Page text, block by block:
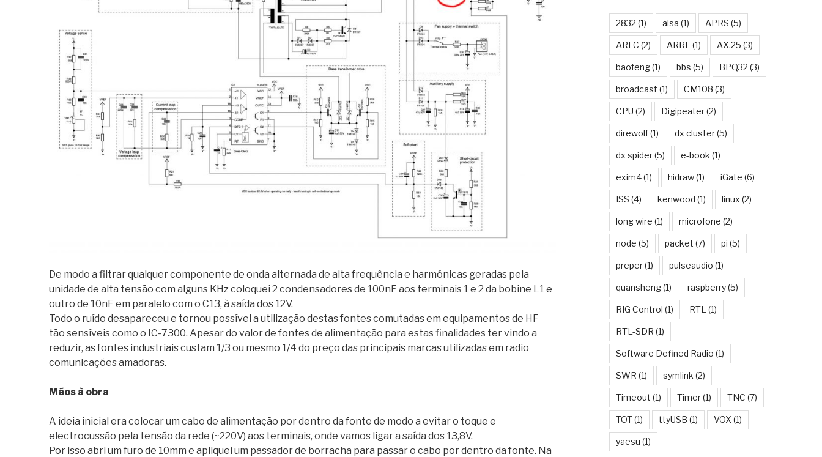
De modo a filtrar qualquer componente de onda alternada de alta frequência e harmónicas geradas pela
unidade de alta tensão com alguns KHz coloquei 2 condensadores de 100nF aos terminais 1 e 2 da bobine L1 e
outro de 10nF em paralelo com o C13, à saída dos 12V.
Todo o ruído desapareceu e tornou possível a utilização destas fontes comutadas em equipamentos de HF
tão sensíveis como o IC-7300. Apesar do valor de fontes de alimentação para estas finalidades ter vindo a
reduzir, as fontes industriais custam 1/3 ou mesmo 1/4 do preço das principais marcas utilizadas em radio
comunicações amadoras.
Mãos à obra
A ideia inicial era colocar um cabo de alimentação por dentro da fonte de modo a evitar o toque e
electrocussão pela tensão da rede (~220V) aos terminais, onde vamos ligar a saída dos 13,8V.
Por isso abri um furo de 10mm e apliquei um passador de borracha para passar o cabo por dentro da fonte. Na
2832 (1) alsa (1) APRS (5)
ARLC (2) ARRL (1) AX.25 (3)
baofeng(1) bbs (5) BPQ32 (3)
broadcast (1) CM108 (3)
CPU (2) Digipeater(2)
direwolf(1) dx cluster(5)
dx spider(5) e-book (1)
exim4(1) hidraw(1) iGate (6)
ISS (4) kenwood (1) linux (2)
long wire (1) microfone (2)
node (5) packet (7) pi (5)
preper(1) pulseaudio (1)
quansheng(1) raspberry(5)
RIG Control (1) RTL (1)
RTL-SDR (1)
Software Defined Radio (1)
SWR (1) symlink (2)
Timeout (1) Timer(1) TNC (7)
TOT(1) ttyUSB (1) VOX (1)
yaesu (1)